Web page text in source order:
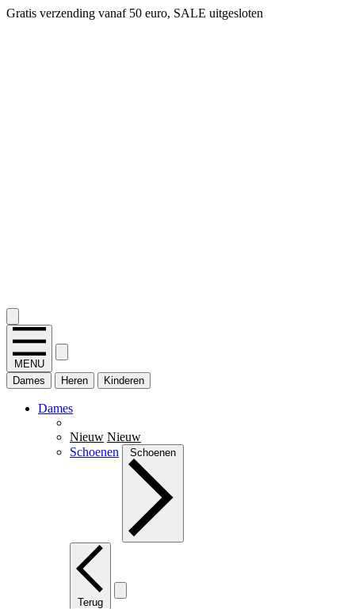
Gratis verzending vanaf 50 euro, SALE uitgesloten
MENU
Dames
Heren Kinderen
Dames
Nieuw Nieuw
Schoenen
Schoenen
Terug